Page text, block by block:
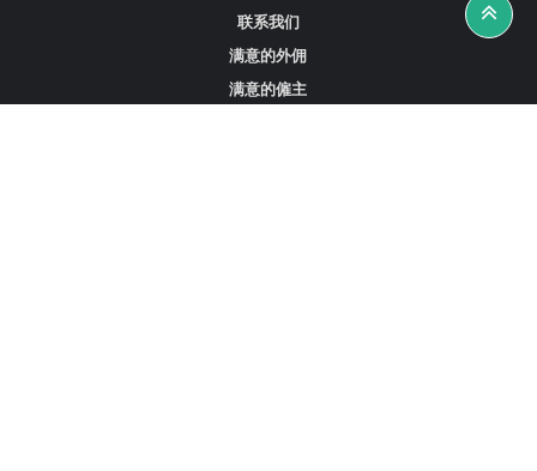
联系我们
满意的外佣
满意的僱主